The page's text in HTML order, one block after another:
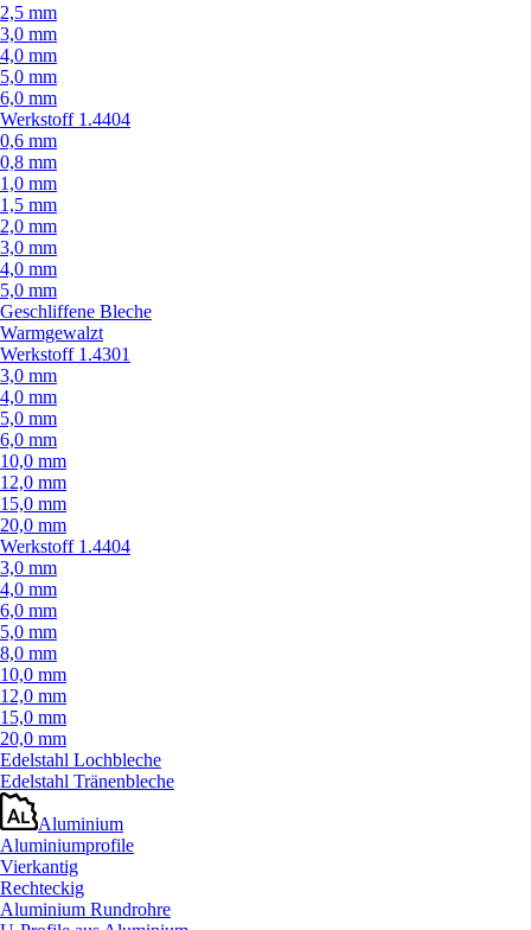
2,5 mm
3,0 mm
4,0 mm
5,0 mm
6,0 mm
Werkstoff 1.4404
0,6 mm
0,8 mm
1,0 mm
1,5 mm
2,0 mm
3,0 mm
4,0 mm
5,0 mm
Geschliffene Bleche
Warmgewalzt
Werkstoff 1.4301
3,0 mm
4,0 mm
5,0 mm
6,0 mm
10,0 mm
12,0 mm
15,0 mm
20,0 mm
Werkstoff 1.4404
3,0 mm
4,0 mm
6,0 mm
5,0 mm
8,0 mm
10,0 mm
12,0 mm
15,0 mm
20,0 mm
Edelstahl Lochbleche
Edelstahl Tränenbleche
Aluminium
Aluminiumprofile
Vierkantig
Rechteckig
Aluminium Rundrohre